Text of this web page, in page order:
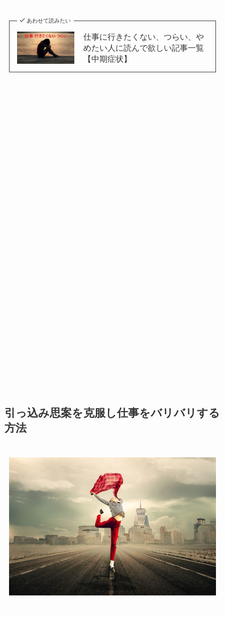
あわせて読みたい
仕事に行きたくない、つらい、や
めたい人に読んで欲しい記事一覧
【中期症状】
引っ込み思案を克服し仕事をバリバリする
方法